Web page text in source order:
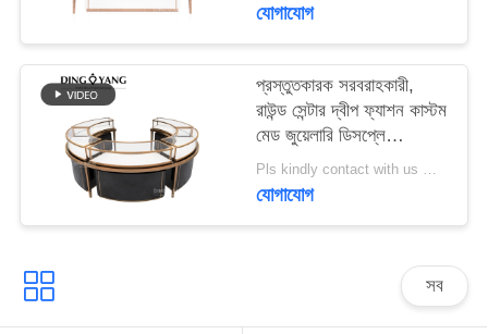
যোগাযোগ
প্রস্তুতকারক সরবরাহকারী,
রাউন্ড সেন্টার দ্বীপ ফ্যাশন কাস্টম
মেড জুয়েলারি ডিসপ্লে
ক্যাবিনেট, গ্লাস টপ জুয়েলারী
ভিজ্যুয়ালিজ
Pls kindly contact with us MOQ:1 দোকান বা 5 সেট
যোগাযোগ
সব